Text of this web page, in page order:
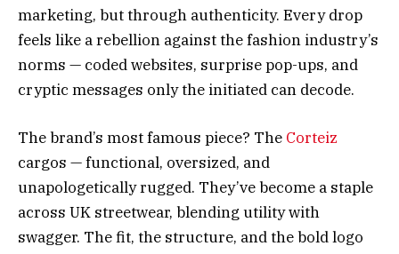
marketing, but through authenticity. Every drop
feels like a rebellion against the fashion industry’s
norms — coded websites, surprise pop-ups, and
cryptic messages only the initiated can decode.
The brand’s most famous piece? The Corteiz
cargos — functional, oversized, and
unapologetically rugged. They’ve become a staple
across UK streetwear, blending utility with
swagger. The fit, the structure, and the bold logo